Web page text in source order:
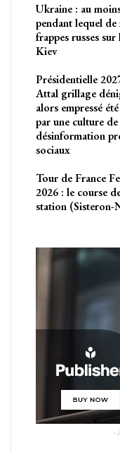
Ukraine : au
pendant lequel de
frappes russes
Kiev
Présidentielle
Attal grillage
alors empressé
par une culture de
désinformation
sociaux
Tour de France
2026 : le course
station (Sisteron-
-